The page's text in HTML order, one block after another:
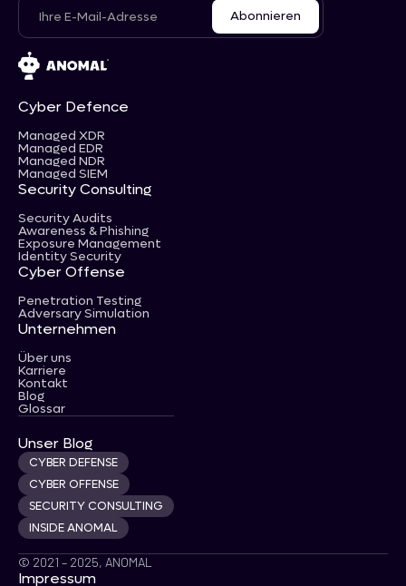
Cyber Defence
Managed XDR
Managed EDR
Managed NDR
Managed SIEM
Security Consulting
Security Audits
Awareness & Phishing
Exposure Management
Identity Security
Cyber Offense
Penetration Testing
Adversary Simulation
Unternehmen
Über uns
Karriere
Kontakt
Blog
Glossar
Unser Blog
CYBER DEFENSE
CYBER OFFENSE
SECURITY CONSULTING
INSIDE ANOMAL
© 2021 – 2025, ANOMAL
Impressum